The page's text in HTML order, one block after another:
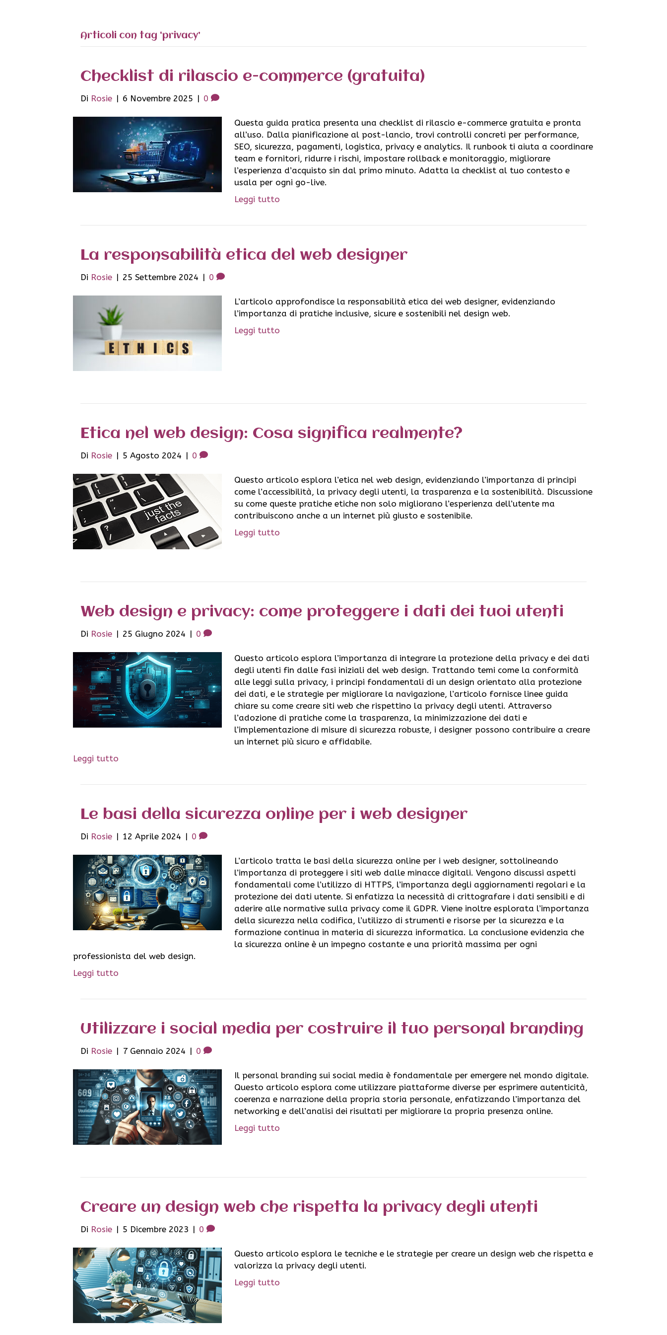
Articoli con tag ‘privacy’
Checklist di rilascio e-commerce (gratuita)
Di Rosie | 6 Novembre 2025 | 0
Questa guida pratica presenta una checklist di rilascio e-commerce gratuita e pronta
all’uso. Dalla pianificazione al post-lancio, trovi controlli concreti per performance,
SEO, sicurezza, pagamenti, logistica, privacy e analytics. Il runbook ti aiuta a coordinare
team e fornitori, ridurre i rischi, impostare rollback e monitoraggio, migliorare
l’esperienza d’acquisto sin dal primo minuto. Adatta la checklist al tuo contesto e
usala per ogni go-live.
Leggi tutto
La responsabilità etica del web designer
Di Rosie | 25 Settembre 2024 | 0
L’articolo approfondisce la responsabilità etica dei web designer, evidenziando
l’importanza di pratiche inclusive, sicure e sostenibili nel design web.
Leggi tutto
Etica nel web design: Cosa significa realmente?
Di Rosie | 5 Agosto 2024 | 0
Questo articolo esplora l’etica nel web design, evidenziando l’importanza di principi
come l’accessibilità, la privacy degli utenti, la trasparenza e la sostenibilità. Discussione
su come queste pratiche etiche non solo migliorano l’esperienza dell’utente ma
contribuiscono anche a un internet più giusto e sostenibile.
Leggi tutto
Web design e privacy: come proteggere i dati dei tuoi utenti
Di Rosie | 25 Giugno 2024 | 0
Questo articolo esplora l’importanza di integrare la protezione della privacy e dei dati
degli utenti fin dalle fasi iniziali del web design. Trattando temi come la conformità
alle leggi sulla privacy, i principi fondamentali di un design orientato alla protezione
dei dati, e le strategie per migliorare la navigazione, l’articolo fornisce linee guida
chiare su come creare siti web che rispettino la privacy degli utenti. Attraverso
l’adozione di pratiche come la trasparenza, la minimizzazione dei dati e
l’implementazione di misure di sicurezza robuste, i designer possono contribuire a creare
un internet più sicuro e affidabile.
Leggi tutto
Le basi della sicurezza online per i web designer
Di Rosie | 12 Aprile 2024 | 0
L’articolo tratta le basi della sicurezza online per i web designer, sottolineando
l’importanza di proteggere i siti web dalle minacce digitali. Vengono discussi aspetti
fondamentali come l’utilizzo di HTTPS, l’importanza degli aggiornamenti regolari e la
protezione dei dati utente. Si enfatizza la necessità di crittografare i dati sensibili e di
aderire alle normative sulla privacy come il GDPR. Viene inoltre esplorata l’importanza
della sicurezza nella codifica, l’utilizzo di strumenti e risorse per la sicurezza e la
formazione continua in materia di sicurezza informatica. La conclusione evidenzia che
la sicurezza online è un impegno costante e una priorità massima per ogni
professionista del web design.
Leggi tutto
Utilizzare i social media per costruire il tuo personal branding
Di Rosie | 7 Gennaio 2024 | 0
Il personal branding sui social media è fondamentale per emergere nel mondo digitale.
Questo articolo esplora come utilizzare piattaforme diverse per esprimere autenticità,
coerenza e narrazione della propria storia personale, enfatizzando l’importanza del
networking e dell’analisi dei risultati per migliorare la propria presenza online.
Leggi tutto
Creare un design web che rispetta la privacy degli utenti
Di Rosie | 5 Dicembre 2023 | 0
Questo articolo esplora le tecniche e le strategie per creare un design web che rispetta e
valorizza la privacy degli utenti.
Leggi tutto